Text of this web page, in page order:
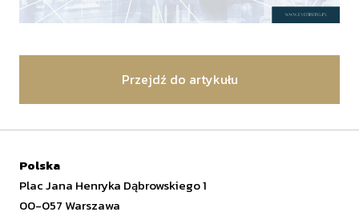
Przejdź do artykułu
Polska
Plac Jana Henryka Dąbrowskiego 1
00-057 Warszawa